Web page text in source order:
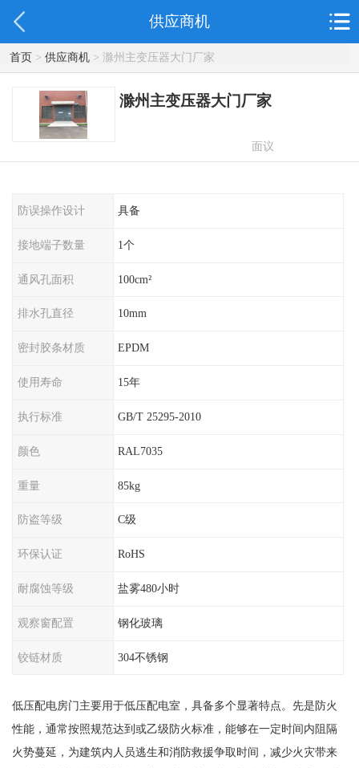
供应商机
首页> 供应商机> 滁州主变压器大门厂家
滁州主变压器大门厂家
面议
防误操作设计 具备
接地端子数量 1个
通风孔面积 100cm²
排水孔直径 10mm
密封胶条材质 EPDM
使用寿命 15年
执行标准 GB/T 25295-2010
颜色 RAL7035
重量 85kg
防盗等级 C级
环保认证 RoHS
耐腐蚀等级 盐雾480小时
观察窗配置 钢化玻璃
铰链材质 304不锈钢
低压配电房门主要用于低压配电室，具备多个显著特点。先是防火
性能，通常按照规范达到或乙级防火标准，能够在一定时间内阻隔
火势蔓延，为建筑内人员逃生和消防救援争取时间，减少火灾带来